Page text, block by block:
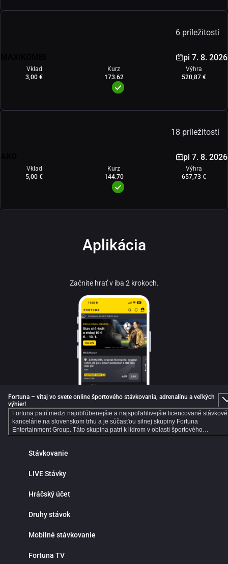
6 príležitostí
pi 7. 8. 2026
Vklad
3,00 €
Kurz
173.62
Výhra
520,87 €
18 príležitostí
pi 7. 8. 2026
Vklad
5,00 €
Kurz
144.70
Výhra
657,73 €
Aplikácia
Začnite hrať v iba 2 krokoch.
Fortuna – vitaj vo svete online športového stávkovania, adrenalínu a veľkých
výhier!
Fortuna patrí medzi najobľúbenejšie a najspoľahlivejšie licencované stávkové
kancelárie na slovenskom trhu a je súčasťou silnej skupiny Fortuna
Entertainment Group. Táto skupina patrí k lídrom v oblasti športového
stávkovania v strednej Európe a už viac ako 30 rokov prináša hráčom kvalitné
Dlhoročné skúsenosti, moderné technológie a dôraz na bezpečnosť robia z
Online športové stávkovanie vo Fortune ponúka tisíce predzápasových aj live
stávok každý deň. V ponuke nájdeš populárne športy ako futbal, hokej, tenis,
športových udalostí z celého sveta. Prehľadné rozhranie ti umožní rýchlo nájsť
kurzov. Jednou z hlavných výhod online športového stávkovania je pohodlie a
nepretržitý prístup k stávkam. Nemusíš navštevovať kamenné pobočky ani
počítači. Fortuna funguje nonstop a ponúka rýchle vyhodnotenie tiketov,
Prečo stávkovať práve vo Fortune? Okrem bohatej ponuky športových udalostí
Stávkovanie
LIVE Stávky
Hráčský účet
Druhy stávok
Mobilné stávkovanie
Fortuna TV